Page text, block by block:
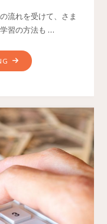
流れを受けて、さま
習の方法も …